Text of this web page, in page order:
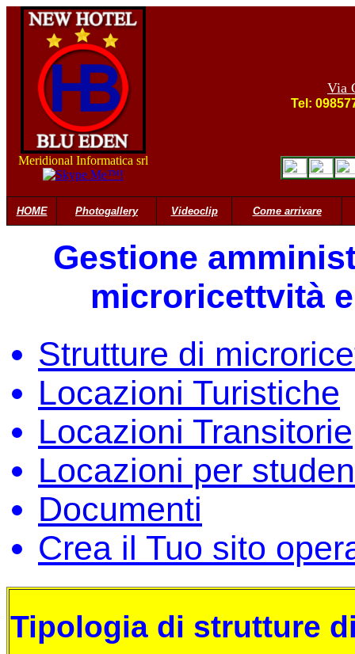
Via
Tel:
Meridional Informatica srl
HOME Photogallery Videoclip Come arrivare
Gestione
microricettvità
Strutture di
Locazioni Turistiche
Locazioni Transitorie
Locazioni per
Documenti
Crea il Tuo sito
Tipologia di strutture